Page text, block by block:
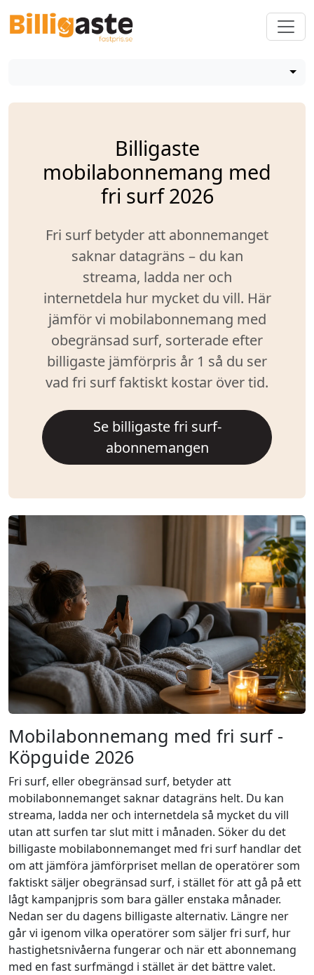
Billigaste
mobilabonnemang med
fri surf 2026
Fri surf betyder att abonnemanget
saknar datagräns – du kan
streama, ladda ner och
internetdela hur mycket du vill. Här
jämför vi mobilabonnemang med
obegränsad surf, sorterade efter
billigaste jämförpris år 1 så du ser
vad fri surf faktiskt kostar över tid.
Se billigaste fri surf-
abonnemangen
Mobilabonnemang med fri surf -
Köpguide 2026
Fri surf, eller obegränsad surf, betyder att
mobilabonnemanget saknar datagräns helt. Du kan
streama, ladda ner och internetdela så mycket du vill
utan att surfen tar slut mitt i månaden. Söker du det
billigaste mobilabonnemanget med fri surf handlar det
om att jämföra jämförpriset mellan de operatörer som
faktiskt säljer obegränsad surf, i stället för att gå på ett
lågt kampanjpris som bara gäller enstaka månader.
Nedan ser du dagens billigaste alternativ. Längre ner
går vi igenom vilka operatörer som säljer fri surf, hur
hastighetsnivåerna fungerar och när ett abonnemang
med en fast surfmängd i stället är det bättre valet.